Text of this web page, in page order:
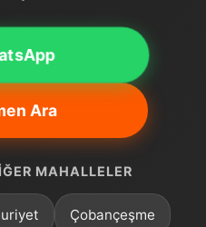
Ara
MAHALLELER
Çobançeşme